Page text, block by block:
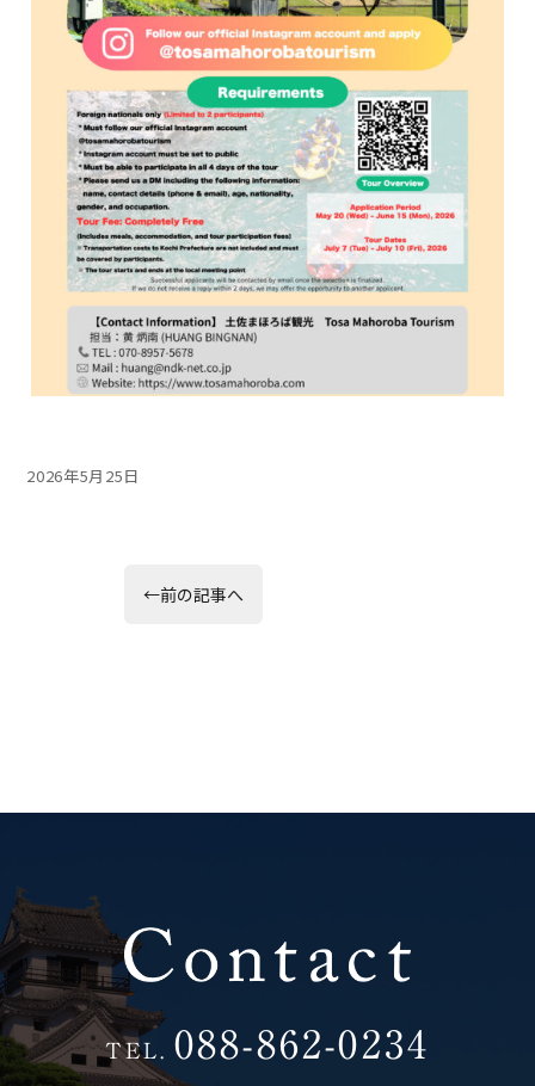
投
2026年5月25日
ー
ョ
ン
前
←前の記事へ
TEL. 088-862-0234